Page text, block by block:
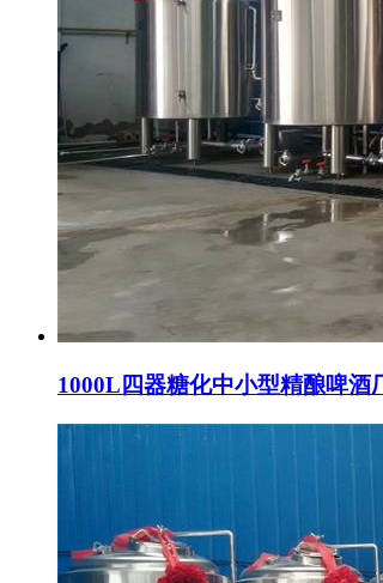
1000L四器糖化中小型精酿啤酒